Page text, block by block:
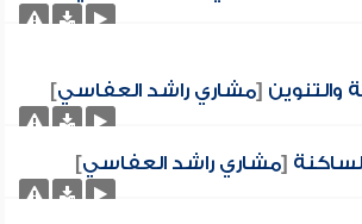
والتنوين [مشاري راشد العفاسي]
[مشاري راشد العفاسي]